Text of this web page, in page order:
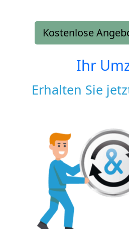
Kostenlose
Ihr
Erhalten Sie